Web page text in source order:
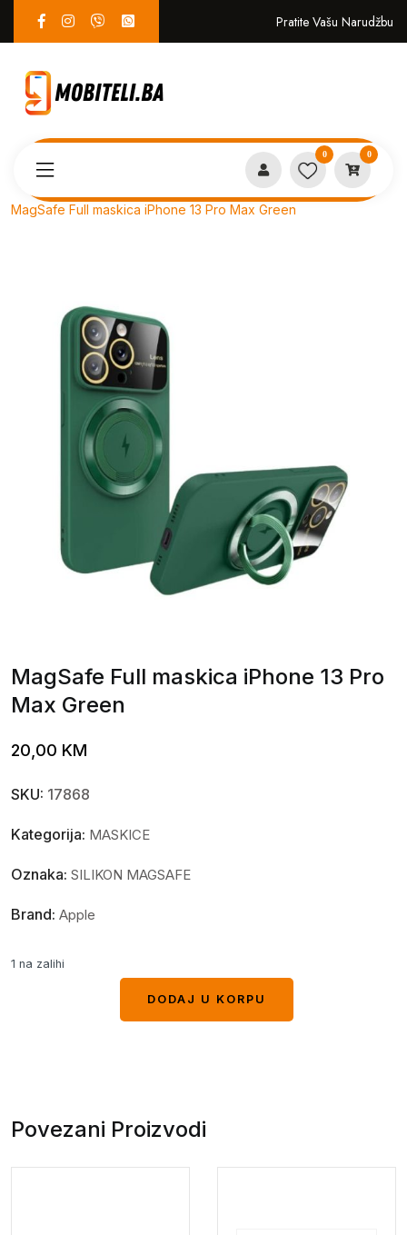
Pratite Vašu Narudžbu
0 0
MagSafe Full maskica iPhone 13 Pro Max Green
MagSafe Full maskica iPhone 13 Pro
Max Green
20,00 KM
SKU: 17868
Kategorija: MASKICE
Oznaka: SILIKON MAGSAFE
Brand: Apple
1 na zalihi
DODAJ U KORPU
Povezani Proizvodi